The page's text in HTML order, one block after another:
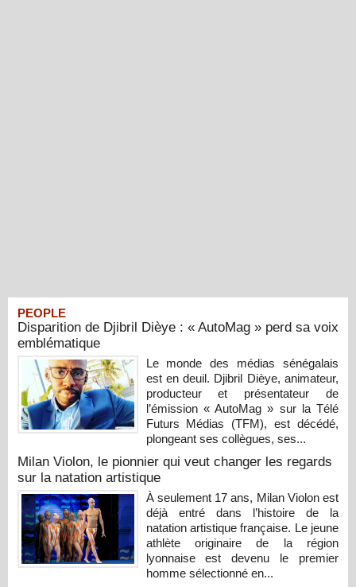
PEOPLE
Disparition de Djibril Dièye : « AutoMag » perd sa voix
emblématique
Le monde des médias sénégalais
est en deuil. Djibril Dièye, animateur,
producteur et présentateur de
l’émission « AutoMag » sur la Télé
Futurs Médias (TFM), est décédé,
plongeant ses collègues, ses...
Milan Violon, le pionnier qui veut changer les regards
sur la natation artistique
À seulement 17 ans, Milan Violon est
déjà entré dans l’histoire de la
natation artistique française. Le jeune
athlète originaire de la région
lyonnaise est devenu le premier
homme sélectionné en...